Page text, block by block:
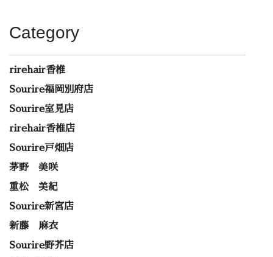
Category
rirehair香椎
Sourire福岡別府店
Sourire室見店
rirehair香椎店
Sourire戸畑店
茅野 美咲
重松 美紀
Sourire新宮店
新藤 麻衣
Sourire野芥店